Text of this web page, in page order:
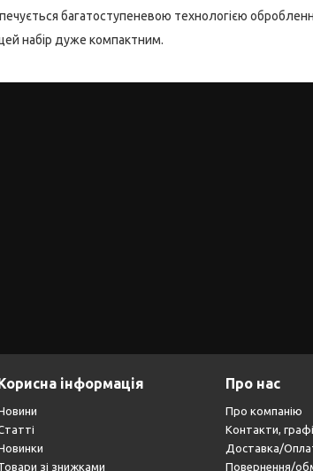
багатоступеневою технологією
набір дуже компактним.
інформація
зі знижками
Про нас
Про компанію
Контакти,
Доставка/
Повернення/